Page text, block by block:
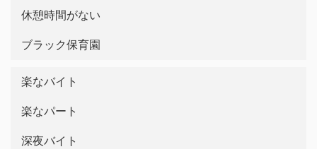
休憩時間がない
ブラック保育園
楽なバイト
楽なパート
深夜バイト